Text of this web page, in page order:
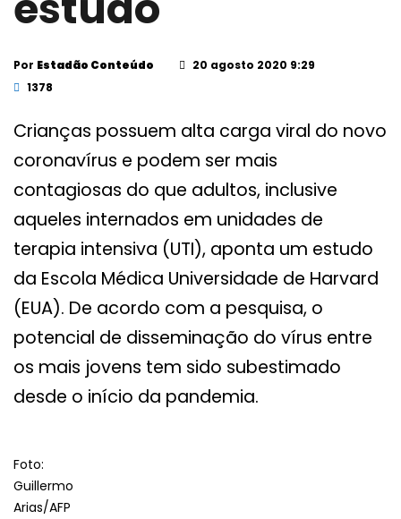
Por Estadão Conteúdo
20 agosto 2020 9:29
1378
Crianças possuem alta carga viral do novo
coronavírus e podem ser mais
contagiosas do que adultos, inclusive
aqueles internados em unidades de
terapia intensiva (UTI), aponta um estudo
da Escola Médica Universidade de Harvard
(EUA). De acordo com a pesquisa, o
potencial de disseminação do vírus entre
os mais jovens tem sido subestimado
desde o início da pandemia.
Foto:
Guillermo
Arias/AFP